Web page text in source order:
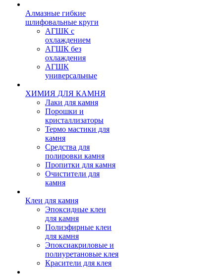
Алмазные гибкие
шлифовальные круги
АГШК с
охлаждением
АГШК без
охлаждения
АГШК
универсальные
ХИМИЯ ДЛЯ КАМНЯ
Лаки для камня
Порошки и
кристаллизаторы
Термо мастики для
камня
Средства для
полировки камня
Пропитки для камня
Очистители для
камня
Клеи для камня
Эпоксидные клеи
для камня
Полиэфирные клеи
для камня
Эпоксиакриловые и
полиуретановые клея
Красители для клея